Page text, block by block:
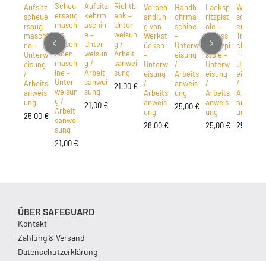
Aufsitz
scheue
rsaug
maschi
ne –
Unterw
eisung
/
Arbeits
anweis
ung
25,00 €
Scheu
ersaug
masch
ine
Einsch
eiben
masch
ine –
Unter
weisun
g /
Arbeit
sanwei
sung
21,00 €
Aufsitz
kehrm
aschin
e –
Unter
weisun
g /
Arbeit
sanwei
sung
21,00 €
Richtb
ank –
Unter
weisun
g /
Arbeit
sanwei
sung
21,00 €
Vorbeh
andlun
g von
Werkst
ücken
–
Unterw
eisung
/
Arbeits
anweis
ung
28,00 €
Handb
ohrma
schine
–
Unterw
eisung
/
Arbeits
anweis
ung
25,00 €
Lacksp
ritzpist
ole –
Airless
spritzpi
stole –
Unterw
eisung
/
Arbeits
anweis
ung
25,00 €
Winkel
schleif
er /
Trenns
chleife
r –
Unterw
eisung
/
Arbeits
anweis
ung
25,00
ÜBER SAFEGUARD
Kontakt
Zahlung & Versand
Datenschutzerklärung